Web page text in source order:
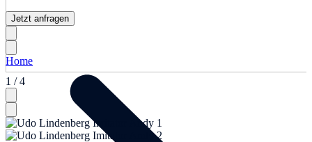
1 / 4
Jetzt anfragen
Home